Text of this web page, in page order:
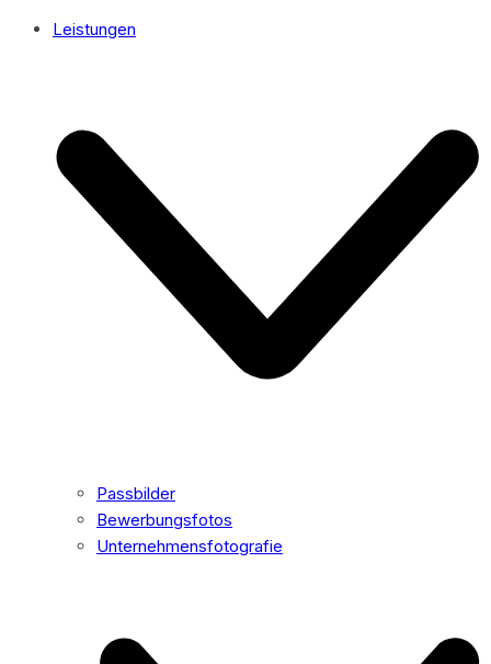
Leistungen
Passbilder
Bewerbungsfotos
Unternehmensfotografie